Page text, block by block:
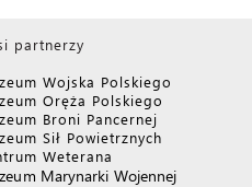
partnerzy
Wojska Polskiego
Oręża Polskiego
Broni Pancernej
Sił Powietrznych
Weterana
Marynarki Wojennej